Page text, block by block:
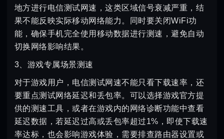
地方进行电信测试网速，这类区域信号衰减严重，结
果不能反映实际移动网络能力。同时要关闭WiFi功
能，确保手机完全使用移动数据进行测速，避免自动
切换网络影响结果。
3、游戏专属场景测速
对于游戏用户，电信测试网速不能只看下载速率，还
要重点测试网络延迟和丢包率。可以选择游戏官方提
供的测速工具，或者在游戏内的网络诊断功能中查看
延迟数据，若延迟过高或丢包率超过1%，即使下载速
率达标，也会影响游戏体验，需要排查路由器设置或